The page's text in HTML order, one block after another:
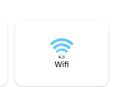
el nivell
Tant si
aquí
excepcional.
per a persones
mobilitat. Vas a
Els hostes reben
descompte amb
Wifi